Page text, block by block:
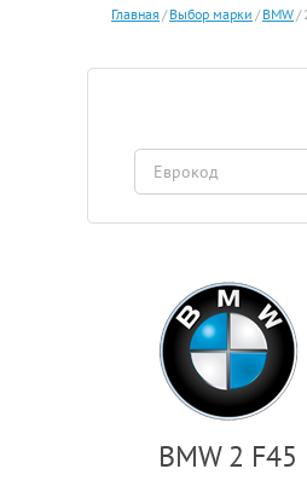
Главная / Выбор марки / BMW/
BMW 2 F45